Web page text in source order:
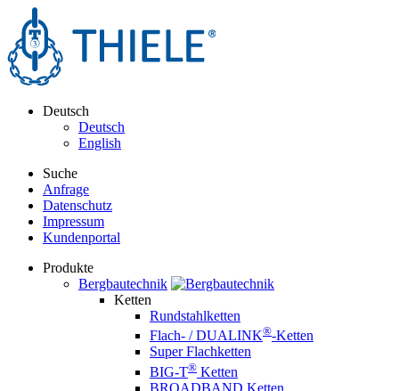
Deutsch
Deutsch
English
Suche
Anfrage
Datenschutz
Impressum
Kundenportal
Produkte
Bergbautechnik
Ketten
Rundstahlketten
Flach- / DUALINK®-Ketten
Super Flachketten
BIG-T® Ketten
BROADBAND Ketten